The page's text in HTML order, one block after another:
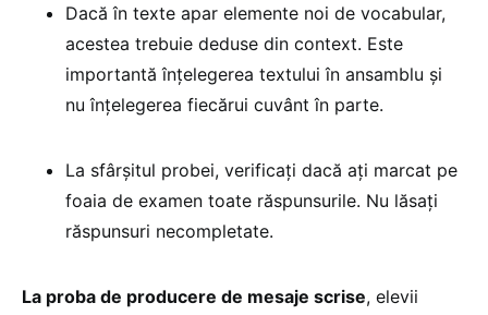
Dacă în texte apar elemente noi de vocabular,
acestea trebuie deduse din context. Este
importantă înțelegerea textului în ansamblu și
nu înțelegerea fiecărui cuvânt în parte.
La sfârșitul probei, verificați dacă ați marcat pe
foaia de examen toate răspunsurile. Nu lăsați
răspunsuri necompletate.
La proba de producere de mesaje scrise, elevii